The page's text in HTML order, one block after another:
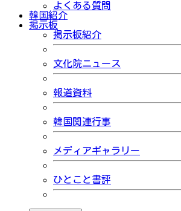
よくある質問
韓国紹介
掲示板
掲示板紹介
文化院ニュース
報道資料
韓国関連行事
メディアギャラリー
ひとこと書評